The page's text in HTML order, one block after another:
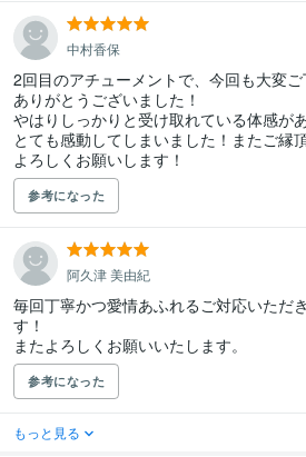
中村香保
2回目のアチューメントで、今回も大変ご
ありがとうございました！
やはりしっかりと受け取れている体感があ
とても感動してしまいました！またご縁
よろしくお願いします！
参考になった
阿久津 美由紀
毎回丁寧かつ愛情あふれるご対応いただ
す！
またよろしくお願いいたします。
参考になった
もっと見る